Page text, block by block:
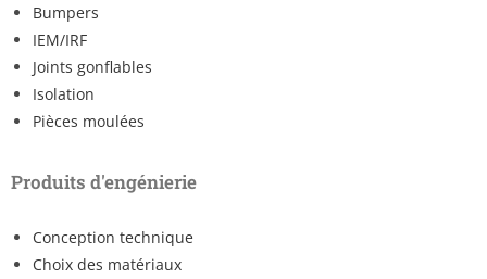
Bumpers
IEM/IRF
Joints gonflables
Isolation
Pièces moulées
Produits d'engénierie
Conception technique
Choix des matériaux